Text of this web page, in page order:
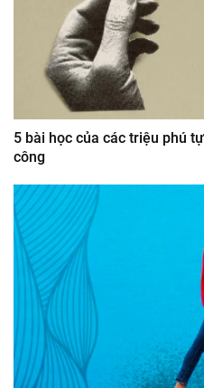
5 bài học của các triệu phú
công